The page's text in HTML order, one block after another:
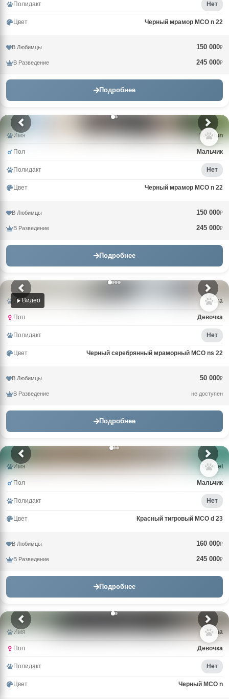
Полидакт Нет
Цвет Черный мрамор MCO n 22
В Любимцы 150 000₽
В Разведение 245 000₽
Подробнее
Имя Winston
Пол Мальчик
Полидакт Нет
Цвет Черный мрамор MCO n 22
В Любимцы 150 000₽
В Разведение 245 000₽
Подробнее
Видео
Имя Laura
Пол Девочка
Полидакт Нет
Цвет Черный серебрянный мраморный MCO ns 22
В Любимцы 50 000₽
В Разведение не доступен
Подробнее
Имя Gabriel
Пол Мальчик
Полидакт Нет
Цвет Красный тигровый MCO d 23
В Любимцы 160 000₽
В Разведение 245 000₽
Подробнее
Имя Gina
Пол Девочка
Полидакт Нет
Цвет Черный MCO n